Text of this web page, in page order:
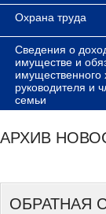
Охрана труда
Сведения о
имуществе и
имущественного
руководителя и
семьи
АРХИВ
ОБРАТНАЯ